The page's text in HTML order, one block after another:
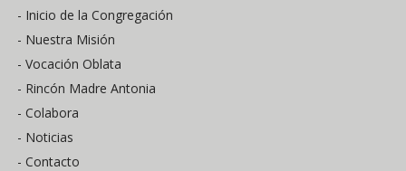
- Inicio de la Congregación
- Nuestra Misión
- Vocación Oblata
- Rincón Madre Antonia
- Colabora
- Noticias
- Contacto